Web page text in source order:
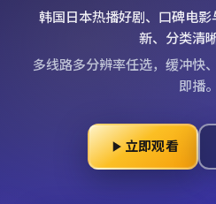
韩国日本热播好剧、口碑电
新、分类清
多线路多分辨率任选，缓冲快
即播。
立即观看